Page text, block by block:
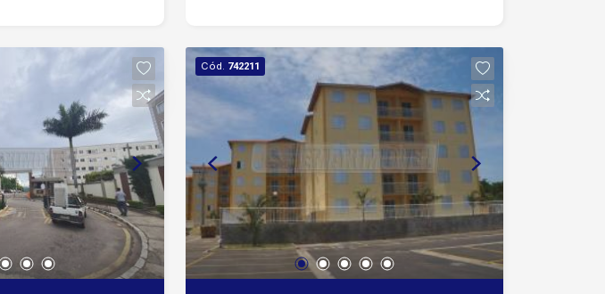
contato!
Cód. 742211